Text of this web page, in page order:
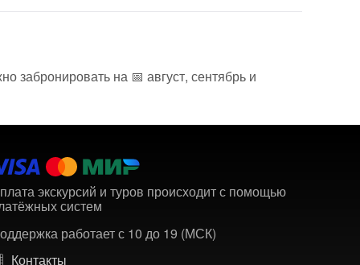
забронировать на 📅 август, сентябрь и
экскурсий и туров происходит с помощью
систем
работает с 10 до 19 (МСК)
Контакты